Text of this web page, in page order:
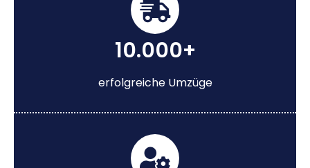
10.000+
erfolgreiche Umzüge